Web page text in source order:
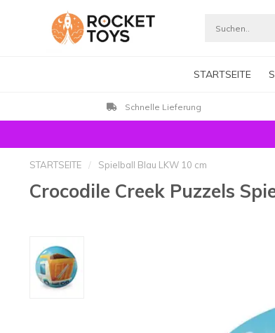
STARTSEITE
Schnelle Lieferung
STARTSEITE / Spielball Blau LKW 10 cm
Crocodile Creek Puzzels